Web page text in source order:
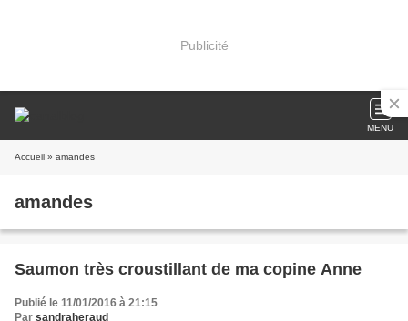
Publicité
MENU
Accueil » amandes
amandes
Saumon très croustillant de ma copine Anne
Publié le 11/01/2016 à 21:15
Par sandraheraud